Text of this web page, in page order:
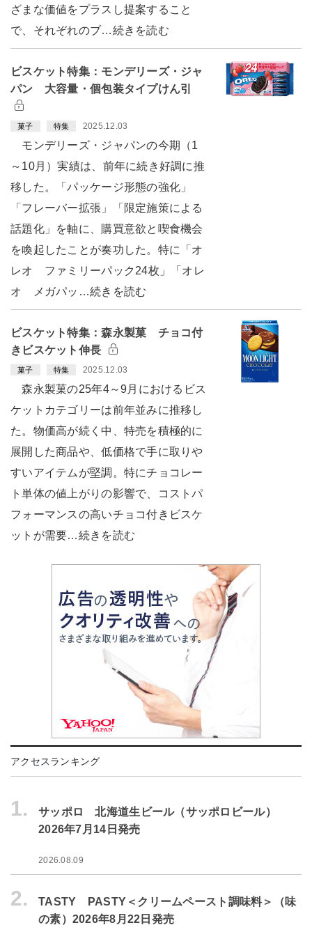
ざまな価値をプラスし提案すること
で、それぞれのブ…続きを読む
ビスケット特集：モンデリーズ・ジャ
パン 大容量・個包装タイプけん引
菓子 特集 2025.12.03
モンデリーズ・ジャパンの今期（1
～10月）実績は、前年に続き好調に推
移した。「パッケージ形態の強化」
「フレーバー拡張」「限定施策による
話題化」を軸に、購買意欲と喫食機会
を喚起したことが奏功した。特に「オ
レオ ファミリーパック24枚」「オレ
オ メガパッ…続きを読む
ビスケット特集：森永製菓 チョコ付
きビスケット伸長
菓子 特集 2025.12.03
森永製菓の25年4～9月におけるビス
ケットカテゴリーは前年並みに推移し
た。物価高が続く中、特売を積極的に
展開した商品や、低価格で手に取りや
すいアイテムが堅調。特にチョコレー
ト単体の値上がりの影響で、コストパ
フォーマンスの高いチョコ付きビスケ
ットが需要…続きを読む
アクセスランキング
1.
サッポロ 北海道生ビール（サッポロビール）
2026年7月14日発売
2026.08.09
2.
TASTY PASTY＜クリームペースト調味料＞（味
の素）2026年8月22日発売